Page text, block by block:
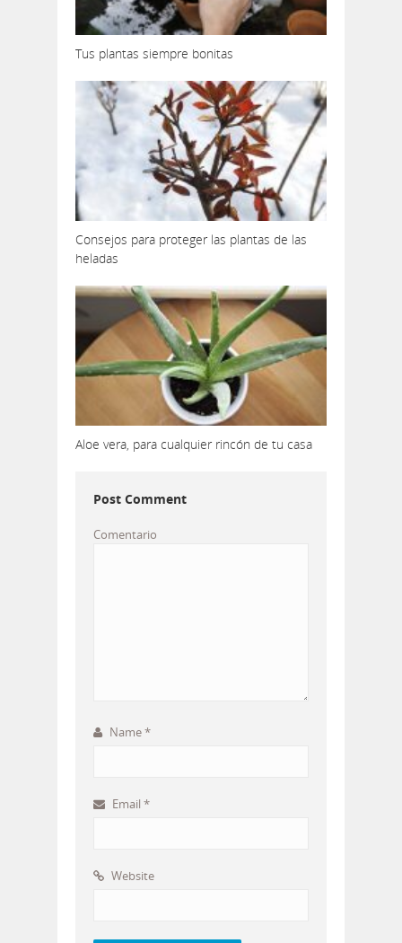
Tus plantas siempre bonitas
Consejos para proteger las plantas de las
heladas
Aloe vera, para cualquier rincón de tu casa
Post Comment
Comentario
Name*
Email *
Website